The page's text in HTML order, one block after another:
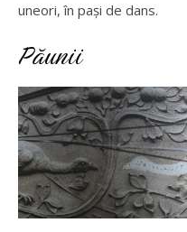
uneori, în pași de dans.
Păunii